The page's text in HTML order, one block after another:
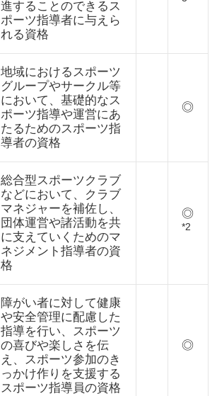
進することのできるス
ポーツ指導者に与えら
れる資格
地域におけるスポーツ
グループやサークル等
において、基礎的なス
ポーツ指導や運営にあ
たるためのスポーツ指
導者の資格
◎
総合型スポーツクラブ
などにおいて、クラブ
マネジャーを補佐し、
団体運営や諸活動を共
に支えていくためのマ
ネジメント指導者の資
格
◎
*2
障がい者に対して健康
や安全管理に配慮した
指導を行い、スポーツ
の喜びや楽しさを伝
え、スポーツ参加のき
っかけ作りを支援する
スポーツ指導員の資格
◎